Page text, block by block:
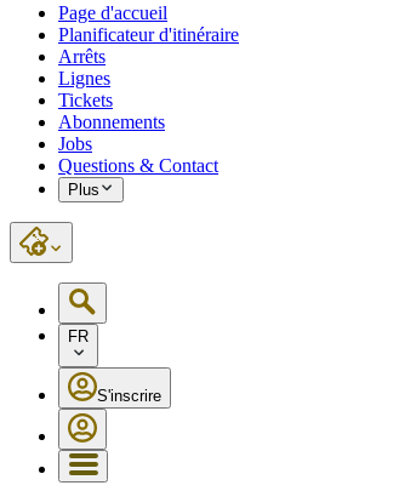
Page d'accueil
Planificateur d'itinéraire
Arrêts
Lignes
Tickets
Abonnements
Jobs
Questions & Contact
Plus
FR
S'inscrire